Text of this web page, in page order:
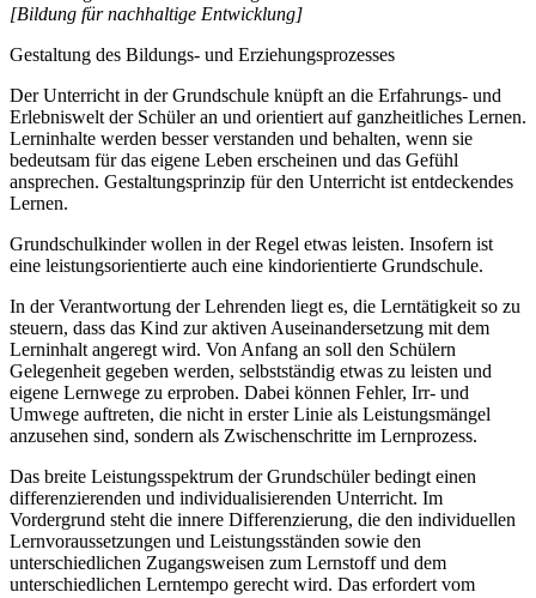
[Bildung für nachhaltige Entwicklung]
Gestaltung des Bildungs- und Erziehungsprozesses
Der Unterricht in der Grundschule knüpft an die Erfahrungs- und
Erlebniswelt der Schüler an und orientiert auf ganzheitliches Lernen.
Lerninhalte werden besser verstanden und behalten, wenn sie
bedeutsam für das eigene Leben erscheinen und das Gefühl
ansprechen. Gestaltungsprinzip für den Unterricht ist entdeckendes
Lernen.
Grundschulkinder wollen in der Regel etwas leisten. Insofern ist
eine leistungsorientierte auch eine kindorientierte Grundschule.
In der Verantwortung der Lehrenden liegt es, die Lerntätigkeit so zu
steuern, dass das Kind zur aktiven Auseinandersetzung mit dem
Lerninhalt angeregt wird. Von Anfang an soll den Schülern
Gelegenheit gegeben werden, selbstständig etwas zu leisten und
eigene Lernwege zu erproben. Dabei können Fehler, Irr- und
Umwege auftreten, die nicht in erster Linie als Leistungsmängel
anzusehen sind, sondern als Zwischenschritte im Lernprozess.
Das breite Leistungsspektrum der Grundschüler bedingt einen
differenzierenden und individualisierenden Unterricht. Im
Vordergrund steht die innere Differenzierung, die den individuellen
Lernvoraussetzungen und Leistungsständen sowie den
unterschiedlichen Zugangsweisen zum Lernstoff und dem
unterschiedlichen Lerntempo gerecht wird. Das erfordert vom